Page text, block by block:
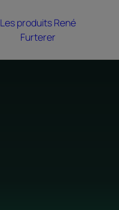
Les produits René
Furterer